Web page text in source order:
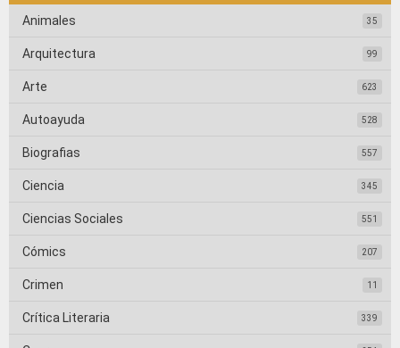
Animales 35
Arquitectura 99
Arte 623
Autoayuda 528
Biografias 557
Ciencia 345
Ciencias Sociales 551
Cómics 207
Crimen 11
Crítica Literaria 339